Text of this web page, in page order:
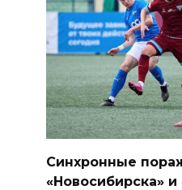
Синхронные
«Новосибирска» и